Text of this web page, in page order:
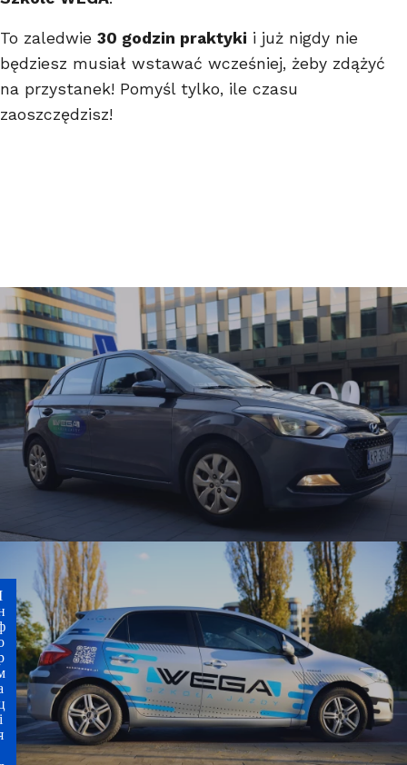
To zaledwie 30 godzin praktyki i już nigdy nie
będziesz musiał wstawać wcześniej, żeby zdążyć
na przystanek! Pomyśl tylko, ile czasu
zaoszczędzisz!